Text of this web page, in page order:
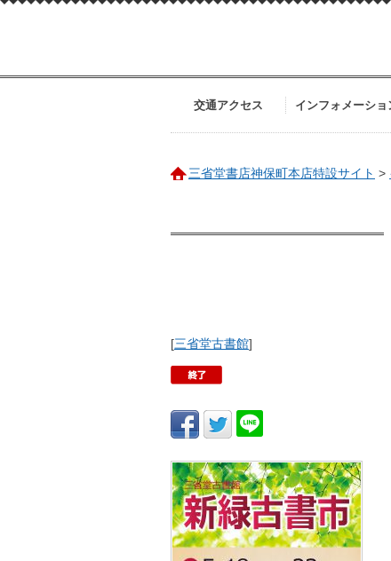
交通アクセス インフォメーショ
三省堂書店神保町本店特設サイト >
[三省堂古書館]